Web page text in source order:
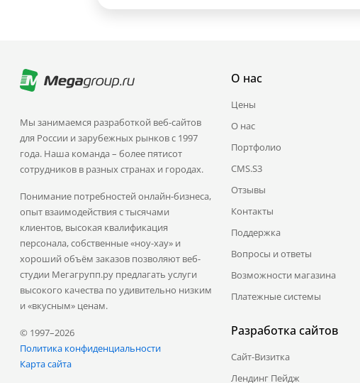
Мы занимаемся разработкой веб-сайтов
для России и зарубежных рынков с 1997
года. Наша команда – более пятисот
сотрудников в разных странах и городах.
Понимание потребностей онлайн-бизнеса,
опыт взаимодействия с тысячами
клиентов, высокая квалификация
персонала, собственные «ноу-хау» и
хороший объём заказов позволяют веб-
студии Мегагрупп.ру предлагать услуги
высокого качества по удивительно низким
и «вкусным» ценам.
© 1997–2026
Политика конфиденциальности
Карта сайта
О нас
Цены
О нас
Портфолио
CMS.S3
Отзывы
Контакты
Поддержка
Вопросы и ответы
Возможности магазина
Платежные системы
Разработка сайтов
Сайт-Визитка
Лендинг Пейдж